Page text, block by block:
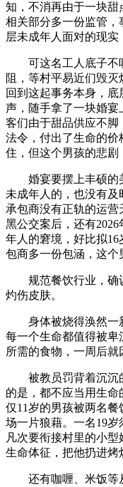
知，不消再由于一块
相关部分多一份监管
层未成年人面对的现实
可这名工人底子不
阻，等村平易近们毁灭
回到这起事务本身，
声，随手拿了一块婚
客们由于甜品供应不脚
法令，付出了生命的价
住，但这个男孩的悲剧
婚宴要摆上丰硕的美
未成年人的，也没有
承包商没有正轨的运营
黑公交案后，还有
年人的窘境，好比拟
包商多一份包涵，这个
规范餐饮行业，确
灼伤皮肤。
身体被烧得涣然一新
每一个生命都值得被
所需的食物，一周后就
被教员罚背着沉沉
的是，都不应当用生
仅11岁的男孩被两名
场一片狼藉。一名19
凡次要衔接村里的小
生命体征，把他扔进烤
还有咖喱、米饭等